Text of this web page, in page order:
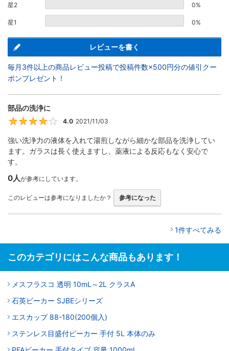
星2 0%
星1 0%
レビューを書く
毎月3件以上の商品レビュー投稿で投稿件数×500円分の値引クー
ポンプレゼント！
部品の洗浄に
4.0 2021/11/03
強い洗浄力の液体を入れて湯煎しながら細かな部品を洗浄してい
ます。ガラスは長く使えますし、薬液による反応もなく安心で
す。
0人が参考にしています。
このレビューは参考になりましたか？ 参考になった
1件すべてみる
このカテゴリにはこんな商品もあります！
メスフラスコ 透明 10mL～2L クラスA
石英ビーカー SJBEシリーズ
エスカップ 88-180(200個入)
ステンレス目盛付ビーカー 手付 5L 本体のみ